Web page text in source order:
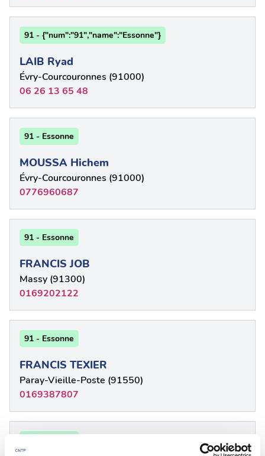
91 - {"num":"91","name":"Essonne"}
LAIB Ryad
Évry-Courcouronnes (91000)
06 26 13 65 48
91 - Essonne
MOUSSA Hichem
Évry-Courcouronnes (91000)
0776960687
91 - Essonne
FRANCIS JOB
Massy (91300)
0169202122
91 - Essonne
FRANCIS TEXIER
Paray-Vieille-Poste (91550)
0169387807